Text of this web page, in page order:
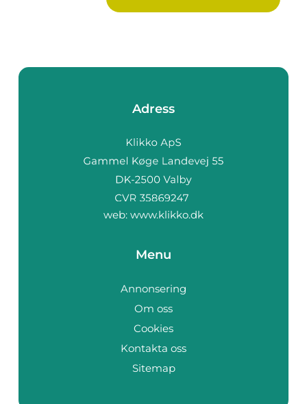
Adress
web: www.klikko.dk
Menu
Annonsering
Om oss
Cookies
Kontakta oss
Sitemap